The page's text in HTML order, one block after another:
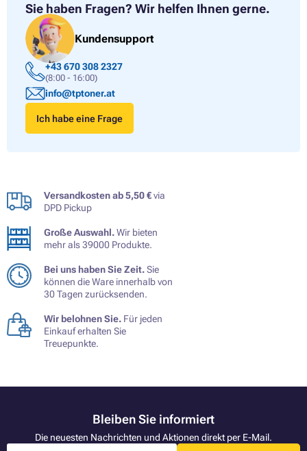
Sie haben Fragen? Wir helfen Ihnen gerne.
Kundensupport
+43 670 308 2327
(8:00 - 16:00)
info@tptoner.at
Ich habe eine Frage
Versandkosten ab 5,50 €via
DPD Pickup
Große Auswahl.Wir bieten
mehr als 39000 Produkte.
Bei uns haben Sie Zeit.Sie
können die Ware innerhalb von
30 Tagen zurücksenden.
Wir belohnen Sie. Für jeden
Einkauf erhalten Sie
Treuepunkte.
Bleiben Sie informiert
Die neuesten Nachrichten und Aktionen direkt per E-Mail.